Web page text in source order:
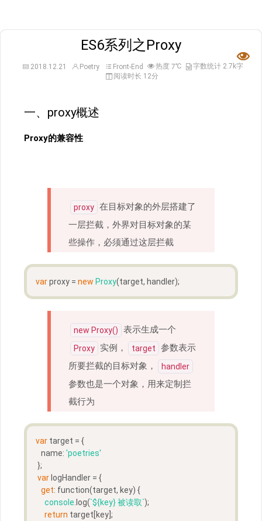
ES6系列之Proxy
2018.12.21 Poetry Front-End 热度7℃
字数统计 2.7k字
阅读时长 12分

一、proxy概述
Proxy的兼容性
proxy 在目标对象的外层搭建了
一层拦截，外界对目标对象的某
些操作，必须通过这层拦截
var proxy = new Proxy(target, handler);
new Proxy() 表示生成一个
Proxy 实例， target
参数表示
所要拦截的目标对象，
handler
参数也是一个对象，用来定制拦
截行为
var target = {
   name:
'poetries'
};
var logHandler = {
get: function(target, key) {
console .log(`${key} 被读取`);
return target[key];